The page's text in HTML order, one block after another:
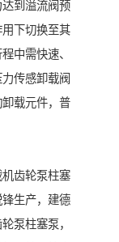
到溢流阀预
下切换至其
中需快速、
传感卸载阀
载元件，普
齿轮泵柱塞
生产，建德
泵柱塞泵，